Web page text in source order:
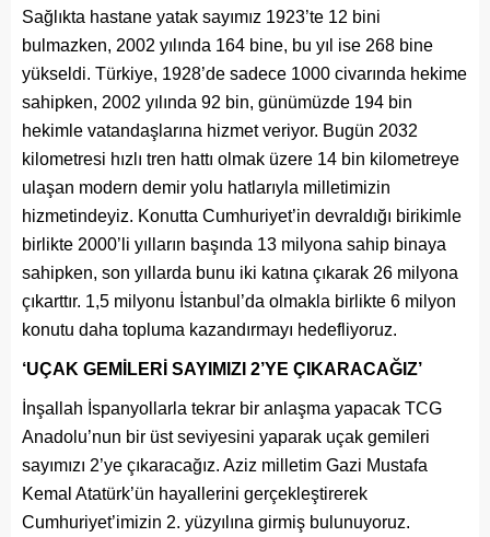
Sağlıkta hastane yatak sayımız 1923’te 12 bini
bulmazken, 2002 yılında 164 bine, bu yıl ise 268 bine
yükseldi. Türkiye, 1928’de sadece 1000 civarında hekime
sahipken, 2002 yılında 92 bin, günümüzde 194 bin
hekimle vatandaşlarına hizmet veriyor. Bugün 2032
kilometresi hızlı tren hattı olmak üzere 14 bin kilometreye
ulaşan modern demir yolu hatlarıyla milletimizin
hizmetindeyiz. Konutta Cumhuriyet’in devraldığı birikimle
birlikte 2000’li yılların başında 13 milyona sahip binaya
sahipken, son yıllarda bunu iki katına çıkarak 26 milyona
çıkarttır. 1,5 milyonu İstanbul’da olmakla birlikte 6 milyon
konutu daha topluma kazandırmayı hedefliyoruz.
‘UÇAK GEMİLERİ SAYIMIZI 2’YE ÇIKARACAĞIZ’
İnşallah İspanyollarla tekrar bir anlaşma yapacak TCG
Anadolu’nun bir üst seviyesini yaparak uçak gemileri
sayımızı 2’ye çıkaracağız. Aziz milletim Gazi Mustafa
Kemal Atatürk’ün hayallerini gerçekleştirerek
Cumhuriyet’imizin 2. yüzyılına girmiş bulunuyoruz.